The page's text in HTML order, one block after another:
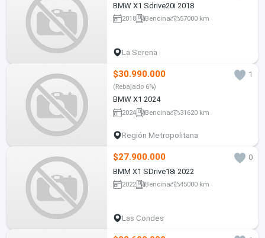
BMW X1 Sdrive20i 2018
2018 Bencina 57000 km
La Serena
$30.990.000 1
(Rebajado 6%)
BMW X1 2024
2024 Bencina 31620 km
Región Metropolitana
$27.900.000
0
BMM X1 SDrive18i 2022
2022 Bencina 45000 km
Las Condes